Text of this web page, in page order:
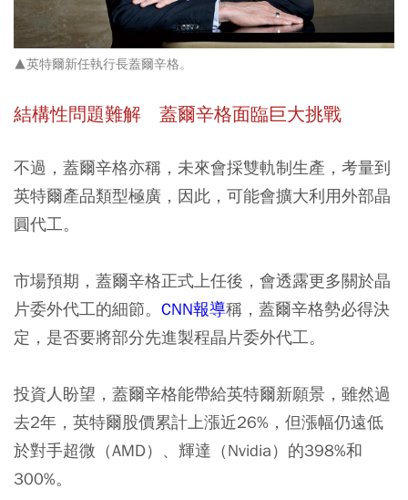
▲英特爾新任執行長蓋爾辛格。
結構性問題難解 蓋爾辛格面臨巨大挑戰
不過，蓋爾辛格亦稱，未來會採雙軌制生產，考量到
英特爾產品類型極廣，因此，可能會擴大利用外部晶
圓代工。
市場預期，蓋爾辛格正式上任後，會透露更多關於晶
片委外代工的細節。 CNN報導稱，蓋爾辛格勢必得決
定，是否要將部分先進製程晶片委外代工。
投資人盼望，蓋爾辛格能帶給英特爾新願景，雖然過
去2年，英特爾股價累計上漲近26%，但漲幅仍遠低
於對手超微（AMD）、輝達（Nvidia）的398%和
300%。